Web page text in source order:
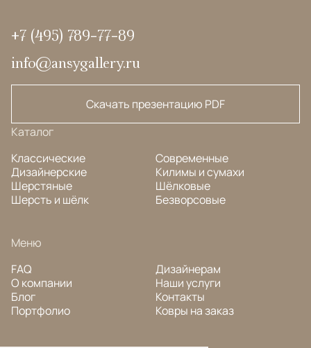
+7 (495) 789-77-89
info@ansygallery.ru
Скачать презентацию PDF
Каталог
Классические
Дизайнерские
Шерстяные
Шерсть и шёлк
Современные
Килимы и сумахи
Шёлковые
Безворсовые
Меню
FAQ
О компании
Блог
Портфолио
Дизайнерам
Наши услуги
Контакты
Ковры на заказ